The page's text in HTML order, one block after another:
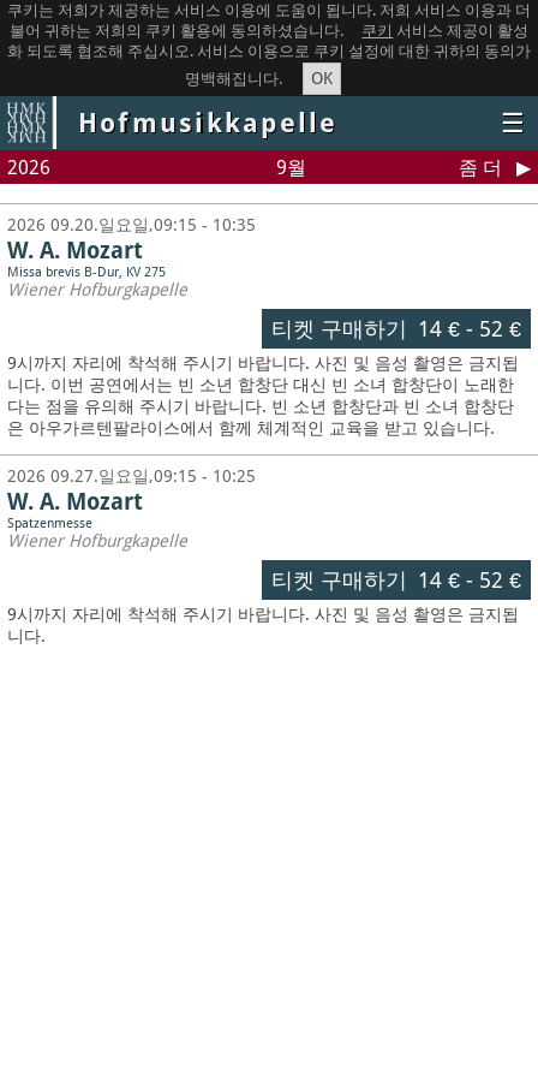
쿠키는 저희가 제공하는 서비스 이용에 도움이 됩니다. 저희 서비스 이용과 더
불어 귀하는 저희의 쿠키 활용에 동의하셨습니다.
쿠키 서비스 제공이 활성
화 되도록 협조해 주십시오. 서비스 이용으로 쿠키 설정에 대한 귀하의 동의가
명백해집니다.
OK
Hofmusikkapelle ☰
2026 9월 좀 더
2026 09.20.일요일,09:15 - 10:35
W. A. Mozart
Missa brevis B-Dur, KV 275
Wiener Hofburgkapelle
티켓 구매하기 14 €- 52 €
9시까지 자리에 착석해 주시기 바랍니다. 사진 및 음성 촬영은 금지됩
니다. 이번 공연에서는 빈 소년 합창단 대신 빈 소녀 합창단이 노래한
다는 점을 유의해 주시기 바랍니다. 빈 소년 합창단과 빈 소녀 합창단
은 아우가르텐팔라이스에서 함께 체계적인 교육을 받고 있습니다.
2026 09.27.일요일,09:15 - 10:25
W. A. Mozart
Spatzenmesse
Wiener Hofburgkapelle
티켓 구매하기 14 €- 52 €
9시까지 자리에 착석해 주시기 바랍니다. 사진 및 음성 촬영은 금지됩
니다.